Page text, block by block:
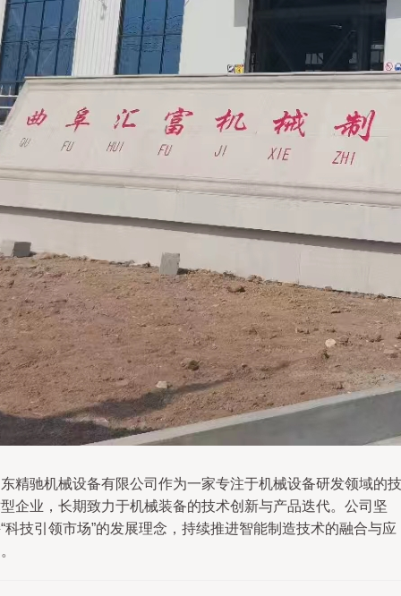
精驰机械设备有限公司作为一家专注于机械设备研发领域的技
企业，长期致力于机械装备的技术创新与产品迭代。公司坚
科技引领市场”的发展理念，持续推进智能制造技术的融合与应